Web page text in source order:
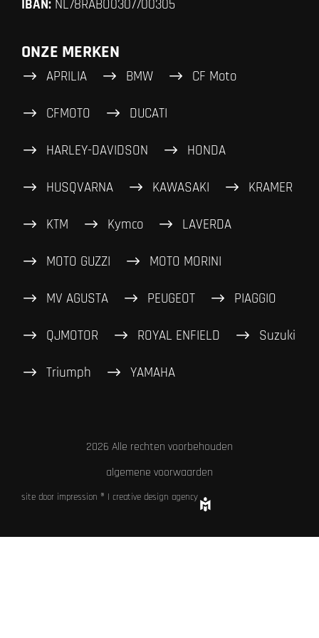
IBAN: NL78RABO0307700305
ONZE MERKEN
APRILIA BMW CF Moto
CFMOTO DUCATI
HARLEY-DAVIDSON HONDA
HUSQVARNA KAWASAKI KRAMER
KTM Kymco LAVERDA
MOTO GUZZI MOTO MORINI
MV AGUSTA PEUGEOT PIAGGIO
QJMOTOR ROYAL ENFIELD Suzuki
Triumph YAMAHA
2026 Alle rechten voorbehouden
algemene voorwaarden
site door impression ® | creative design agency